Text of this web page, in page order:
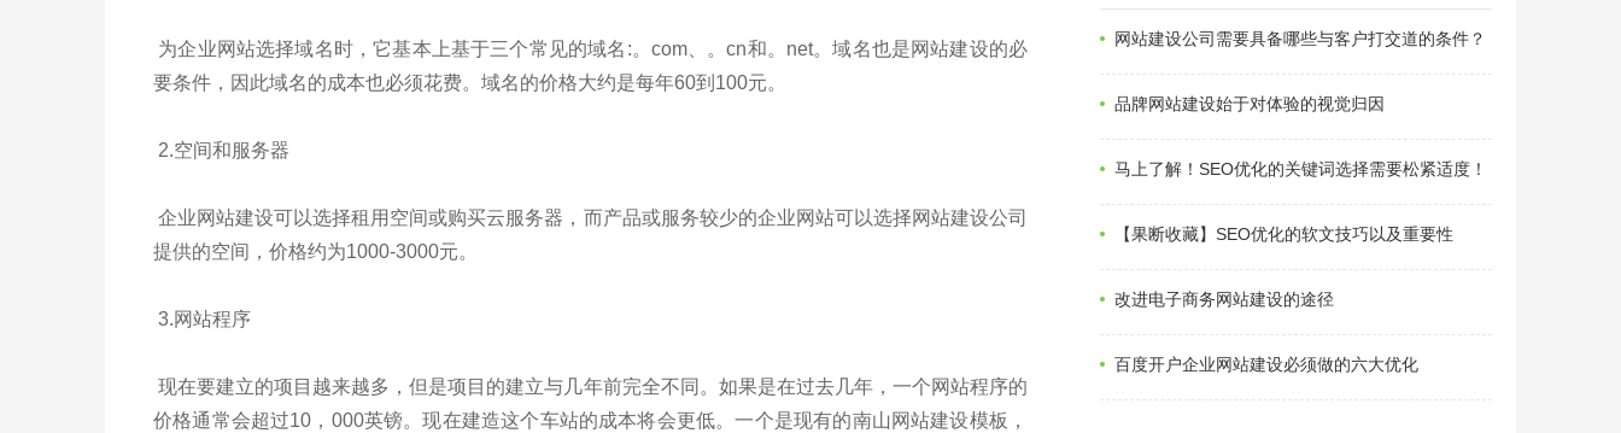
为企业网站选择域名时，它基本上基于三个常见的域名:。com、。cn和。net。域名也是网站建设的必
要条件，因此域名的成本也必须花费。域名的价格大约是每年60到100元。
2.空间和服务器
企业网站建设可以选择租用空间或购买云服务器，而产品或服务较少的企业网站可以选择网站建设公司
提供的空间，价格约为1000-3000元。
3.网站程序
现在要建立的项目越来越多，但是项目的建立与几年前完全不同。如果是在过去几年，一个网站程序的
价格通常会超过10，000英镑。现在建造这个车站的成本将会更低。一个是现有的南山网站建设模板，
网站建设公司需要具备哪些与客户打交道的条件？
品牌网站建设始于对体验的视觉归因
马上了解！SEO优化的关键词选择需要松紧适度！
【果断收藏】SEO优化的软文技巧以及重要性
改进电子商务网站建设的途径
百度开户企业网站建设必须做的六大优化